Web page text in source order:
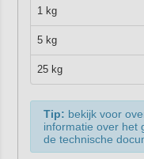
1 kg
5 kg
25 kg
Tip: bekijk voor
informatie over het
de technische